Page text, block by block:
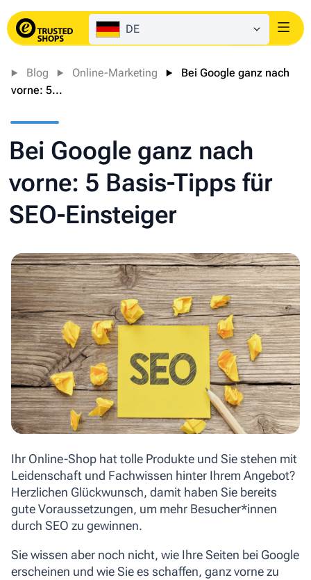
DE Login
Blog Online-Marketing
Bei Google ganz nach
vorne: 5...
Bei Google ganz nach
vorne: 5 Basis-Tipps für
SEO-Einsteiger
Ihr Online-Shop hat tolle Produkte und Sie stehen mit
Leidenschaft und Fachwissen hinter Ihrem Angebot?
Herzlichen Glückwunsch, damit haben Sie bereits
gute Voraussetzungen, um mehr Besucher*innen
durch SEO zu gewinnen.
Sie wissen aber noch nicht, wie Ihre Seiten bei Google
erscheinen und wie Sie es schaffen, ganz vorne zu